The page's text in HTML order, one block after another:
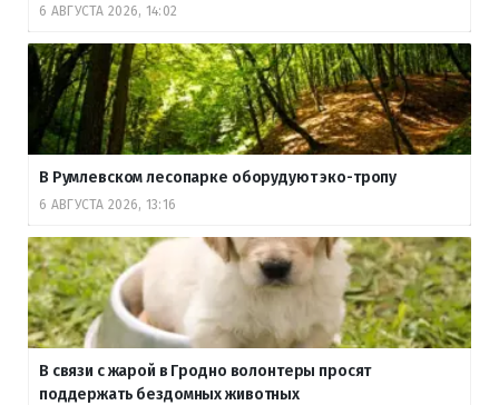
6 АВГУСТА 2026, 14:02
В Румлевском лесопарке оборудуют эко-тропу
6 АВГУСТА 2026, 13:16
В связи с жарой в Гродно волонтеры просят
поддержать бездомных животных